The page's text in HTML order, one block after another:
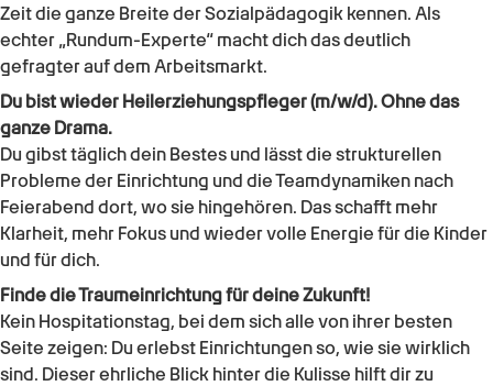
Zeit die ganze Breite der Sozialpädagogik kennen. Als
echter „Rundum-Experte“ macht dich das deutlich
gefragter auf dem Arbeitsmarkt.
Du bist wieder Heilerziehungspfleger (m/w/d). Ohne das
ganze Drama.
Du gibst täglich dein Bestes und lässt die strukturellen
Probleme der Einrichtung und die Teamdynamiken nach
Feierabend dort, wo sie hingehören. Das schafft mehr
Klarheit, mehr Fokus und wieder volle Energie für die Kinder
und für dich.
Finde die Traumeinrichtung für deine Zukunft!
Kein Hospitationstag, bei dem sich alle von ihrer besten
Seite zeigen: Du erlebst Einrichtungen so, wie sie wirklich
sind. Dieser ehrliche Blick hinter die Kulisse hilft dir zu